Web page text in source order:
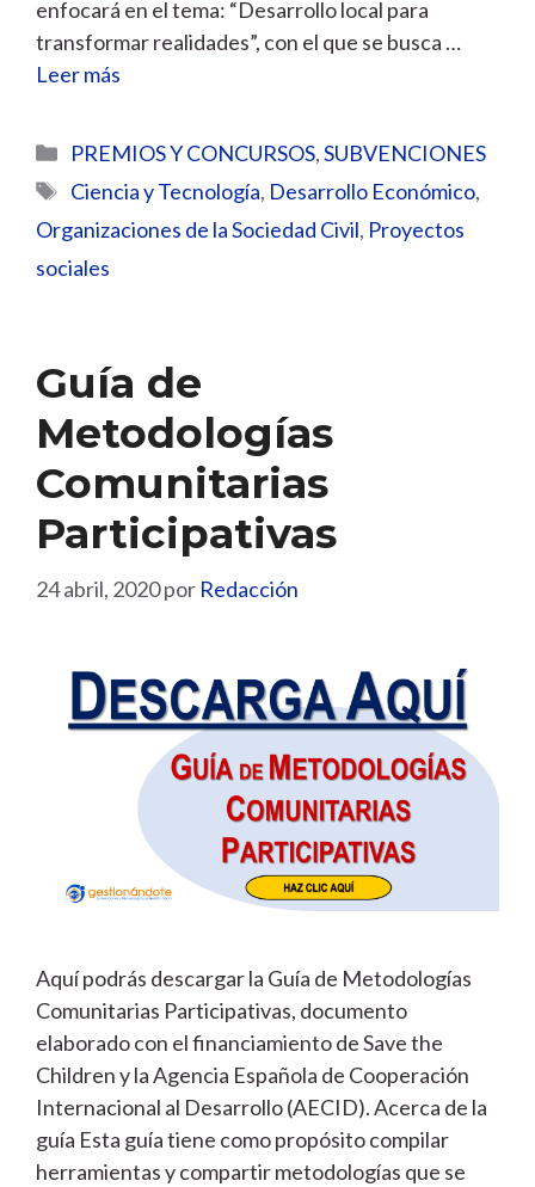
enfocará en el tema: “Desarrollo local para
transformar realidades”, con el que se busca …
Leer más
Categorías
PREMIOS Y CONCURSOS,SUBVENCIONES
Etiquetas
Ciencia y Tecnología, Desarrollo Económico,
Organizaciones de la Sociedad Civil, Proyectos
sociales
Guía de
Metodologías
Comunitarias
Participativas
24 abril, 2020por Redacción
Aquí podrás descargar la Guía de Metodologías
Comunitarias Participativas, documento
elaborado con el financiamiento de Save the
Children y la Agencia Española de Cooperación
Internacional al Desarrollo (AECID). Acerca de la
guía Esta guía tiene como propósito compilar
herramientas y compartir metodologías que se